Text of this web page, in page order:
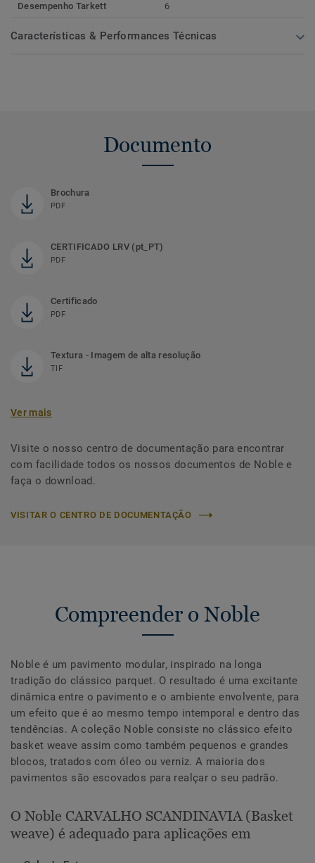
Desempenho Tarkett 6
Características & Performances Técnicas
Documento
Brochura
PDF
CERTIFICADO LRV (pt_PT)
PDF
Certificado
PDF
Textura - Imagem de alta resolução
TIF
Ver mais
Visite o nosso centro de documentação para encontrar
com facilidade todos os nossos documentos de Noble e
faça o download.
VISITAR O CENTRO DE DOCUMENTAÇÃO
Compreender o Noble
Noble é um pavimento modular, inspirado na longa
tradição do clássico parquet. O resultado é uma excitante
dinâmica entre o pavimento e o ambiente envolvente, para
um efeito que é ao mesmo tempo intemporal e dentro das
tendências. A coleção Noble consiste no clássico efeito
basket weave assim como também pequenos e grandes
blocos, tratados com óleo ou verniz. A maioria dos
pavimentos são escovados para realçar o seu padrão.
O Noble CARVALHO SCANDINAVIA (Basket
weave) é adequado para aplicações em